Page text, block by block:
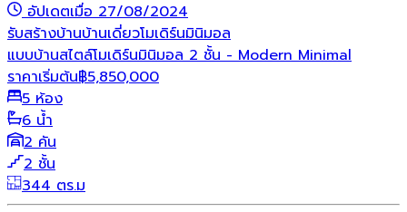
อัปเดตเมื่อ 27/08/2024
รับสร้างบ้านบ้านเดี่ยวโมเดิร์นมินิมอล
แบบบ้านสไตล์โมเดิร์นมินิมอล 2 ชั้น - Modern Minimal
ราคาเริ่มต้น฿5,850,000
5 ห้อง
6 น้ำ
2 คัน
2 ชั้น
344 ตร.ม